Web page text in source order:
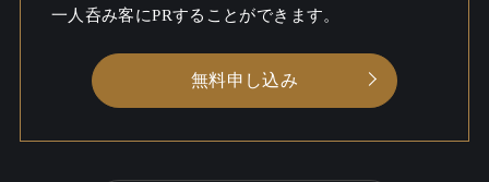
一人呑み客にPRすることができます。
無料申し込み